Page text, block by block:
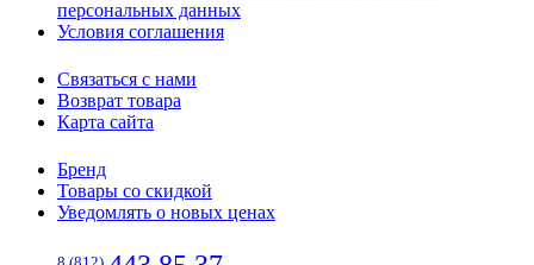
персональных данных
Условия соглашения
Связаться с нами
Возврат товара
Карта сайта
Бренд
Товары со скидкой
Уведомлять о новых ценах